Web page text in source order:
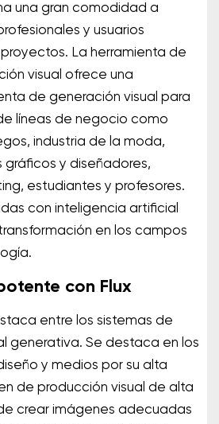
una gran comodidad a
y usuarios
La herramienta de
visual ofrece una
de generación visual para
líneas de negocio como
industria de la moda,
y diseñadores,
estudiantes y profesores.
con inteligencia artificial
en los campos
con Flux
entre los sistemas de
generativa. Se destaca en los
y medios por su alta
de producción visual de alta
crear imágenes adecuadas